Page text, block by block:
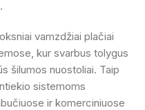
vamzdžiai plačiai
kur svarbus tolygus
šilumos nuostoliai. Taip
sistemoms
ir komerciniuose